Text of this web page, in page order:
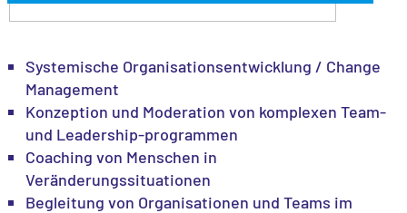
Systemische Organisationsentwicklung / Change
Management
Konzeption und Moderation von komplexen Team-
und Leadership-programmen
Coaching von Menschen in
Veränderungssituationen
Begleitung von Organisationen und Teams im